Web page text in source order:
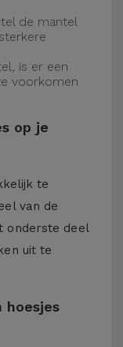
de mantel
is er een
voorkomen
op je
te
van de
onderste deel
uit te
hoesjes